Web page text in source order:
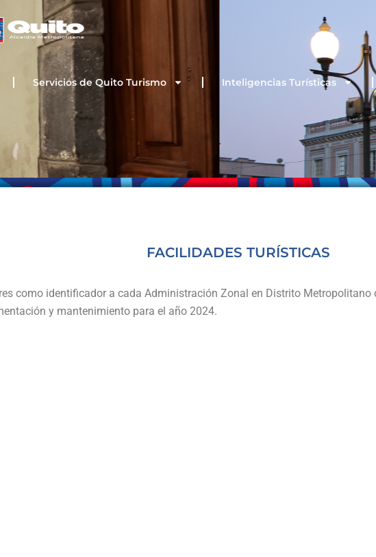
Servicios de Quito Turismo Inteligencias Turísticas
FACILIDADES TURÍSTICAS
como identificador a cada Administración Zonal en Distrito
y mantenimiento para el año 2024.